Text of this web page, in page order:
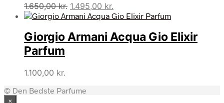
1.650,00kr. Den
oprindelige
var:
1.650,00 kr..
1.495,00 kr.
aktuelle
er:
1.495,00 kr..
Giorgio Armani Acqua Gio Elixir
Parfum
1.100,00 kr.
© Den Bedste Parfume
×